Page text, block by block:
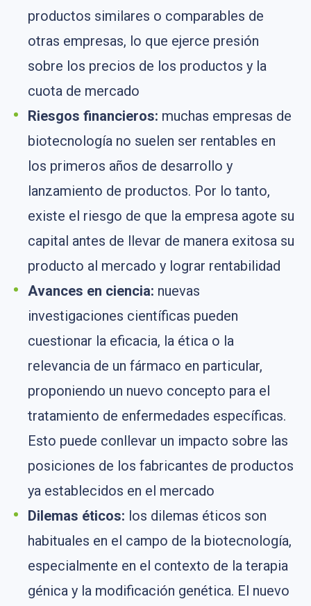
productos similares o comparables de
otras empresas, lo que ejerce presión
sobre los precios de los productos y la
cuota de mercado
Riesgos financieros: muchas empresas de
biotecnología no suelen ser rentables en
los primeros años de desarrollo y
lanzamiento de productos. Por lo tanto,
existe el riesgo de que la empresa agote su
capital antes de llevar de manera exitosa su
producto al mercado y lograr rentabilidad
Avances en ciencia: nuevas
investigaciones científicas pueden
cuestionar la eficacia, la ética o la
relevancia de un fármaco en particular,
proponiendo un nuevo concepto para el
tratamiento de enfermedades específicas.
Esto puede conllevar un impacto sobre las
posiciones de los fabricantes de productos
ya establecidos en el mercado
Dilemas éticos: los dilemas éticos son
habituales en el campo de la biotecnología,
especialmente en el contexto de la terapia
génica y la modificación genética. El nuevo